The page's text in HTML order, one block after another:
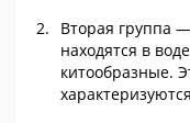
Вторая группа
находятся в
китообразные.